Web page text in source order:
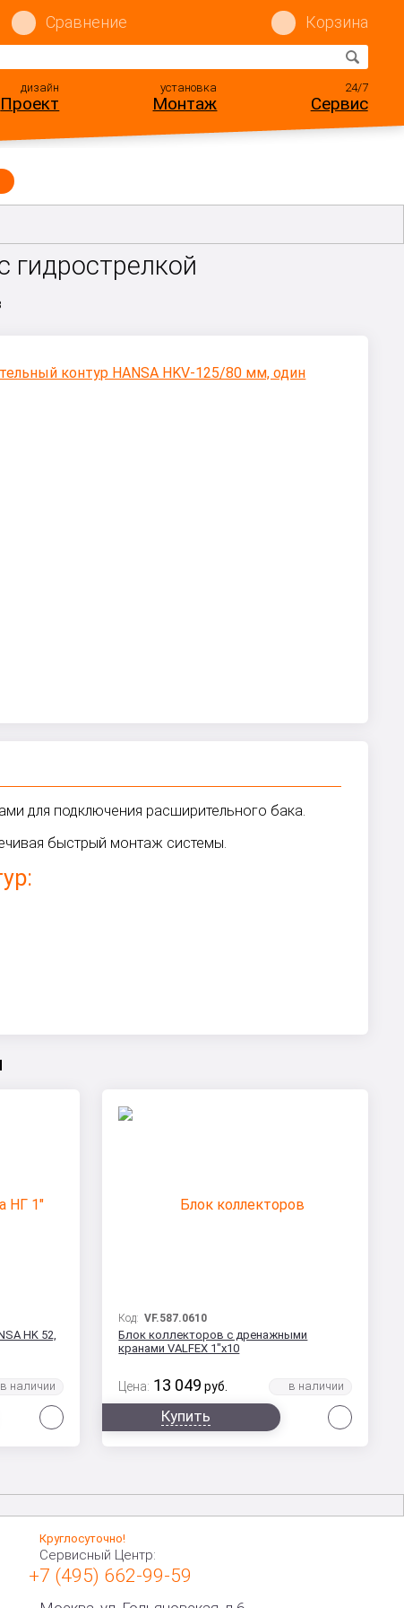
Сравнение Корзина
дизайн
Проект
установка
Монтаж
24/7
Сервис
гидрострелкой
для подключения расширительного бака.
быстрый монтаж системы.
HK 52,
Код:VF.587.0610
Блок коллекторов с дренажными
кранами VALFEX 1"х10
Цена: 13 049 руб.
Купить
Круглосуточно!
Сервисный Центр:
+7 (495) 662-99-59